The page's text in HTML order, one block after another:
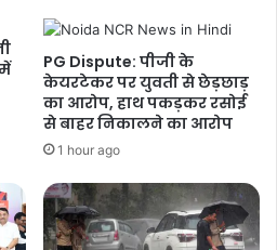
PG Dispute: पीजी के
केयरटेकर पर युवती से छेड़छाड़
का आरोप, हाथ पकड़कर रसोई
से बाहर निकालने का आरोप
1 hour ago